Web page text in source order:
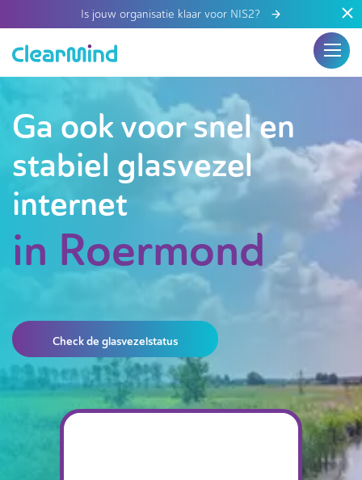
Is jouw organisatie klaar voor NIS2?
Ga ook voor snel en
stabiel glasvezel
internet
in Roermond
Check de glasvezelstatus